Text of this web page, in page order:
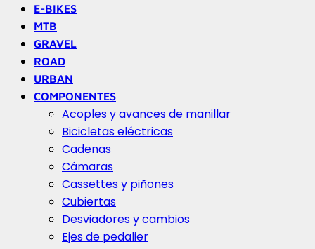
E-BIKES
MTB
GRAVEL
ROAD
URBAN
COMPONENTES
Acoples y avances de manillar
Bicicletas eléctricas
Cadenas
Cámaras
Cassettes y piñones
Cubiertas
Desviadores y cambios
Ejes de pedalier